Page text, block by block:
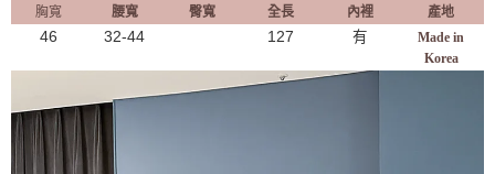
胸寬
腰寬 臀寬 全長 內裡 產地
46 32-44 127 有
Made in
Korea